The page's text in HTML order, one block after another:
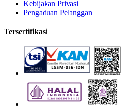
Kebijakan Privasi
Pengaduan Pelanggan
Tersertifikasi